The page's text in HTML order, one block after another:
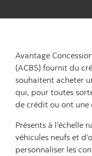
Avantage
(ACBS) fournit du
souhaitent acheter
qui, pour toutes
de crédit ou ont
Présents à l’échelle
véhicules neufs et
personnaliser les